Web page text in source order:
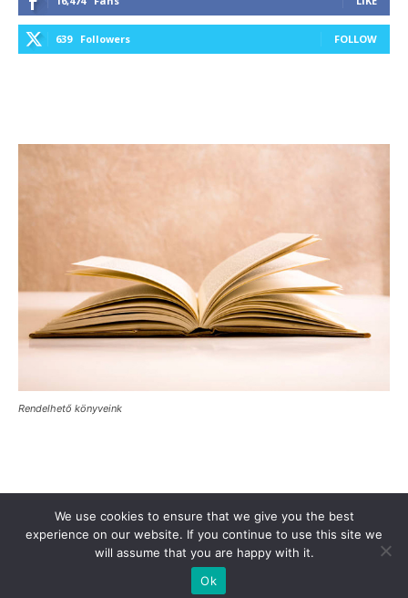
639 Followers FOLLOW
Rendelhető könyveink
Támogasd a Türkinfót! Kiadványaink
Médiaajánlat
Impresszum
Adatkezelési Tájékoztató ÁSZF
Alapítvány
Rólunk
Kapcsolat
© Turkinfo.hu 2020
We use cookies to ensure that we give you the best
experience on our website. If you continue to use this site we
will assume that you are happy with it.
Ok